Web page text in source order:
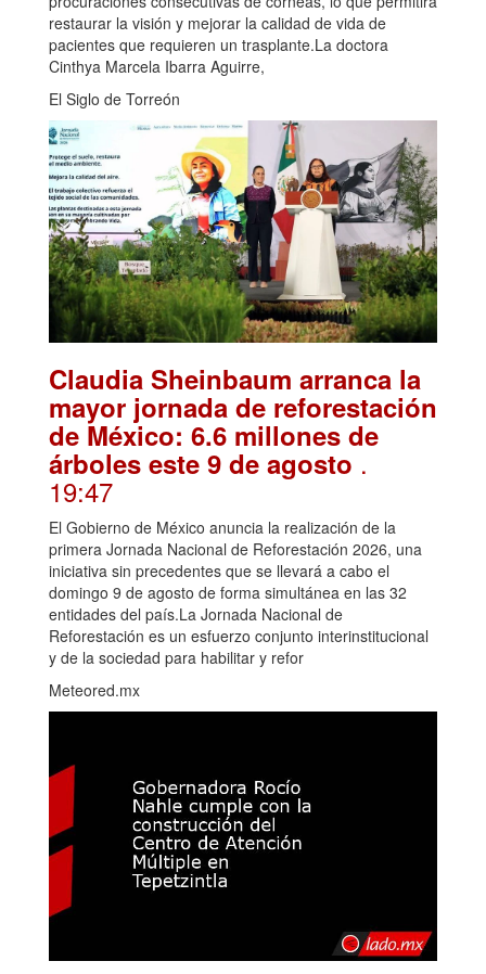
restaurar la visión y mejorar la calidad de vida de
pacientes que requieren un trasplante.La doctora
Cinthya Marcela Ibarra Aguirre,
El Siglo de Torreón
Claudia Sheinbaum arranca la
mayor jornada de reforestación
de México: 6.6 millones de
árboles este 9 de agosto .
19:47
El Gobierno de México anuncia la realización de la
primera Jornada Nacional de Reforestación 2026, una
iniciativa sin precedentes que se llevará a cabo el
domingo 9 de agosto de forma simultánea en las 32
entidades del país.La Jornada Nacional de
Reforestación es un esfuerzo conjunto interinstitucional
y de la sociedad para habilitar y refor
Meteored.mx